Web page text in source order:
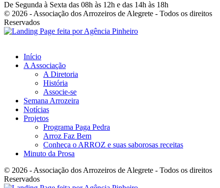
De Segunda à Sexta das 08h às 12h e das 14h às 18h
© 2026 - Associação dos Arrozeiros de Alegrete - Todos os direitos
Reservados
Início
A Associação
A Diretoria
História
Associe-se
Semana Arrozeira
Notícias
Projetos
Programa Paga Pedra
Arroz Faz Bem
Conheça o ARROZ e suas saborosas receitas
Minuto da Prosa
© 2026 - Associação dos Arrozeiros de Alegrete - Todos os direitos
Reservados